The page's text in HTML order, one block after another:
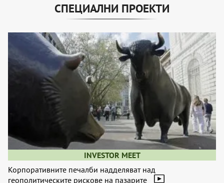
СПЕЦИАЛНИ ПРОЕКТИ
INVESTOR MEET
Корпоративните печалби надделяват над
геополитическите рискове на пазарите